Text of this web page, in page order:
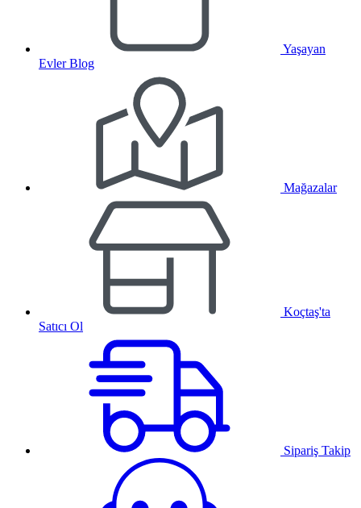
Yaşayan
Evler Blog
Mağazalar
Koçtaş'ta
Satıcı Ol
Sipariş Takip